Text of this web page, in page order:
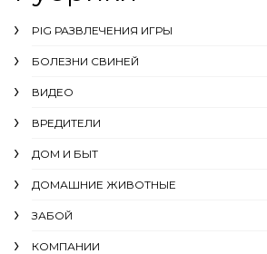
PIG РАЗВЛЕЧЕНИЯ ИГРЫ
БОЛЕЗНИ СВИНЕЙ
ВИДЕО
ВРЕДИТЕЛИ
ДОМ И БЫТ
ДОМАШНИЕ ЖИВОТНЫЕ
ЗАБОЙ
КОМПАНИИ